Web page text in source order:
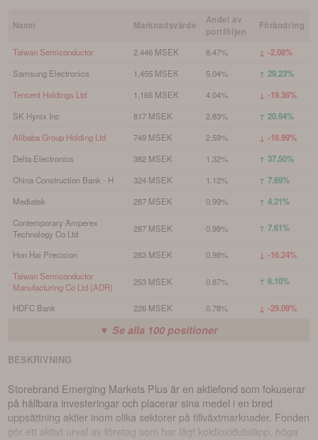
Namn Marknadsvärde
Andel av
portföljen
Förändring
Taiwan Semiconductor 2,446 MSEK 8.47% ↓ -2.08%
Samsung Electronics 1,455 MSEK 5.04% ↑ 29.23%
Tencent Holdings Ltd 1,165 MSEK 4.04% ↓ -19.36%
SK Hynix Inc 817 MSEK 2.83% ↑ 20.94%
Alibaba Group Holding Ltd 749 MSEK 2.59% ↓ -16.99%
Delta Electronics 382 MSEK 1.32% ↑ 37.50%
China Construction Bank - H 324 MSEK 1.12% ↑ 7.69%
Mediatek 287 MSEK 0.99% ↑ 4.21%
Contemporary Amperex
Technology Co Ltd
287 MSEK 0.99% ↑ 7.61%
Hon Hai Precision 283 MSEK 0.98% ↓ -16.24%
Taiwan Semiconductor
Manufacturing Co Ltd (ADR)
253 MSEK 0.87% ↑ 6.10%
HDFC Bank 226 MSEK 0.78% ↓ -29.09%
▼ Se alla 100 positioner
BESKRIVNING
Storebrand Emerging Markets Plus är en aktiefond som fokuserar
på hållbara investeringar och placerar sina medel i en bred
uppsättning aktier inom olika sektorer på tillväxtmarknader. Fonden
gör ett aktivt urval av företag som har lågt koldioxidutsläpp, höga